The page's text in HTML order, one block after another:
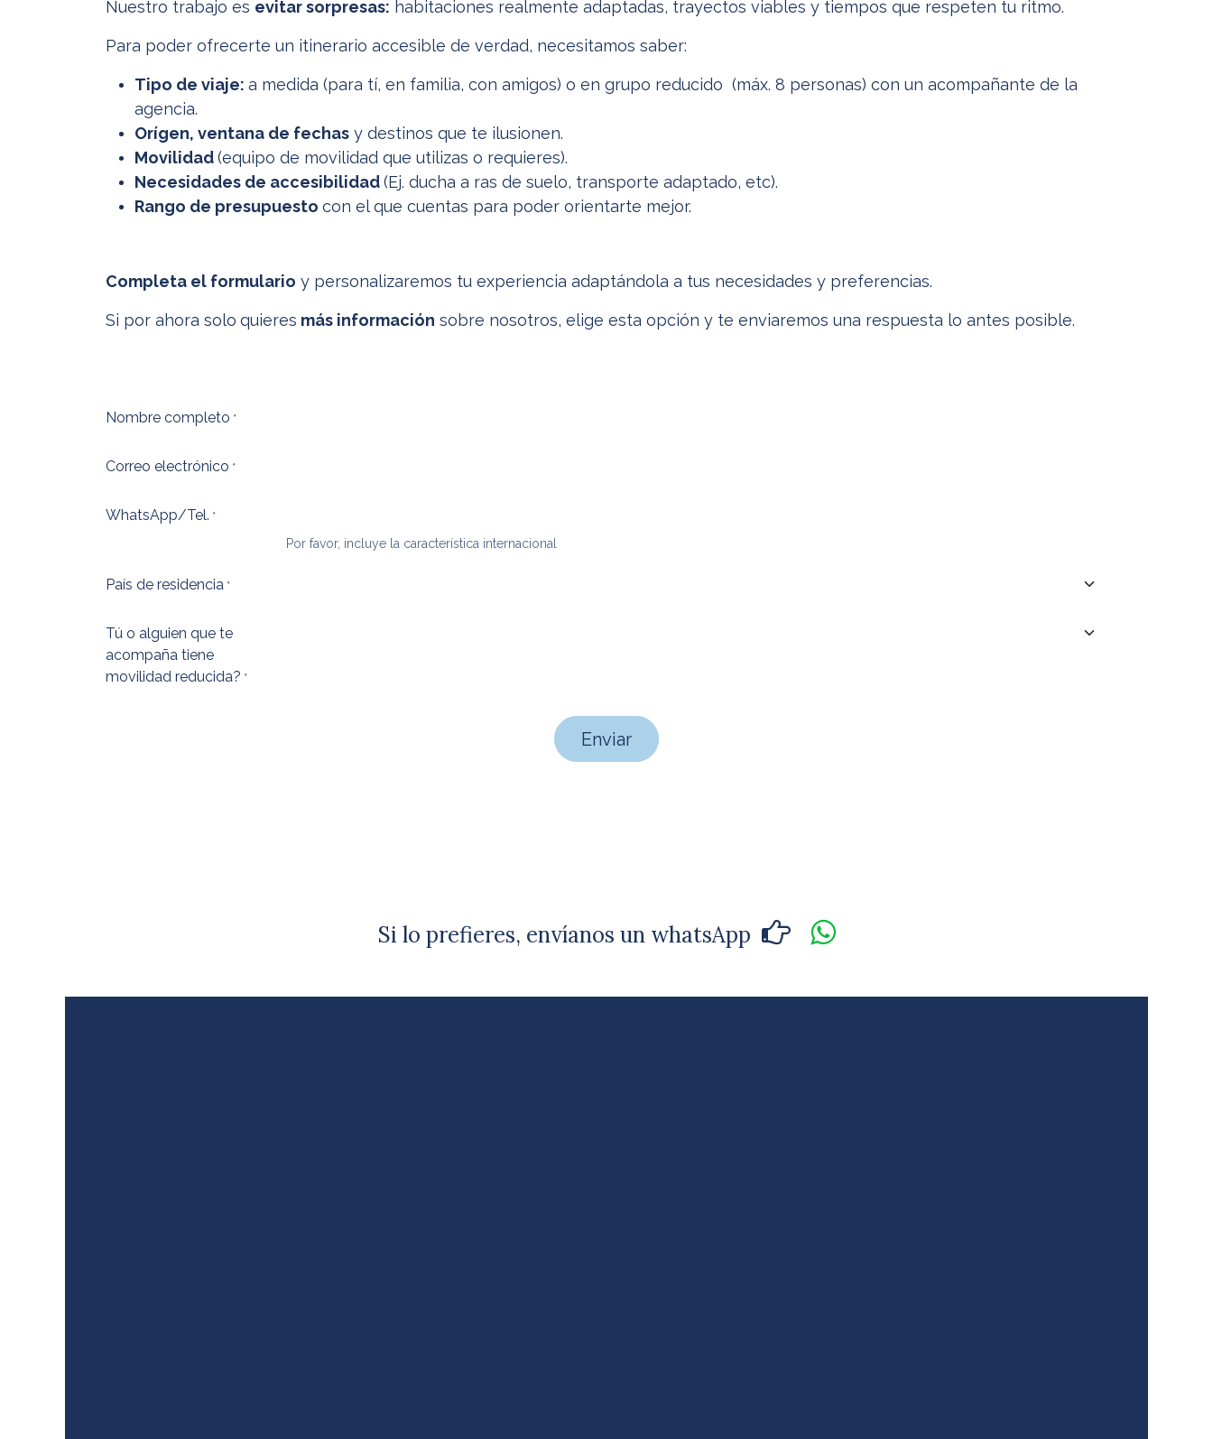
Nuestro trabajo es evitar sorpresas: habitaciones realmente adaptadas, trayectos viables y tiempos que respeten tu ritmo.
Para poder ofrecerte un itinerario accesible de verdad, necesitamos saber:
Tipo de viaje: a medida (para tí, en familia, con amigos) o en grupo reducido (máx. 8 personas) con un acompañante de la
agencia.
Orígen, ventana de fechas y destinos que te ilusionen.
Movilidad(​equipo de movilidad que utilizas o requieres).
Necesidades de accesibilidad(Ej. ducha a ras de suelo, transporte adaptado, etc).
Rango de presupuesto con el que cuentas para poder orientarte mejor.
Completa el formulario y personalizaremos tu experiencia adaptándola a tus necesidades y preferencias.
Si por ahora solo quieres más información sobre nosotros, elige esta opción y te enviaremos una respuesta lo antes posible.
Nombre completo *
Correo electrónico *
WhatsApp/Tel. *
Por favor, incluye la característica internacional
País de residencia *
Tú o alguien que te
acompaña tiene
movilidad reducida? *
Enviar
Si lo prefieres, envíanos un whatsApp